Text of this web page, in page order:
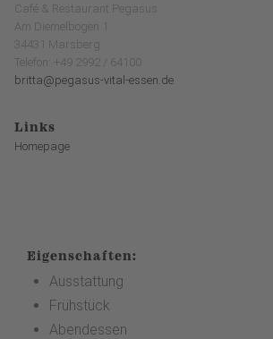
Café & Restaurant Pegasus
Am Diemelbogen 1
34431 Marsberg
Telefon: +49 2992 / 64100
britta@pegasus-vital-essen.de
Links
Homepage
Eigenschaften:
Ausstattung
Frühstück
Abendessen